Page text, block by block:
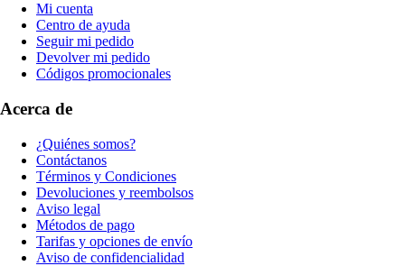
Mi cuenta
Centro de ayuda
Seguir mi pedido
Devolver mi pedido
Códigos promocionales
Acerca de
¿Quiénes somos?
Contáctanos
Términos y Condiciones
Devoluciones y reembolsos
Aviso legal
Métodos de pago
Tarifas y opciones de envío
Aviso de confidencialidad